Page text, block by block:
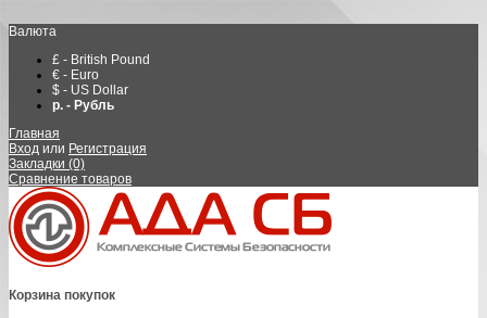
Валюта
£ - British Pound
€ - Euro
$ - US Dollar
р. - Рубль
Главная
Вход или Регистрация
Закладки (0)
Сравнение товаров
Корзина покупок